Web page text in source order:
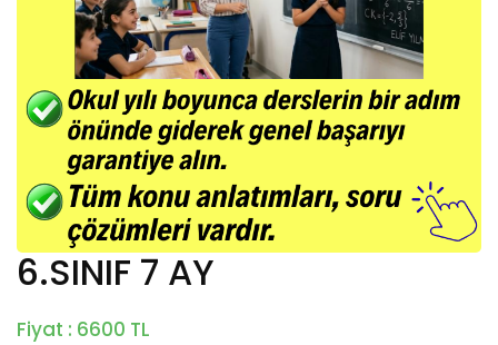
6.SINIF 7 AY
Fiyat : 6600 TL